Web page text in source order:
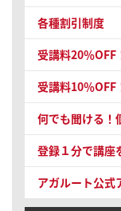
各種割引制度
受講料20％OFF
受講料10％OFF
何でも聞ける！
登録１分で講座
アガルート公式